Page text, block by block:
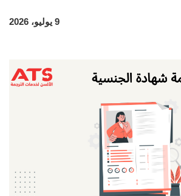
9 يوليو، 2026